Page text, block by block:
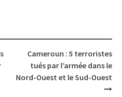
Cameroun : 5 terroristes
tués par l’armée dans le
Nord-Ouest et le Sud-Ouest